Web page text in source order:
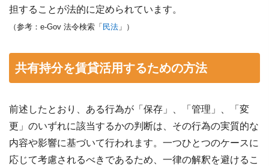
担することが法的に定められています。
（参考：e-Gov 法令検索「 民法 」）
共有持分を賃貸活用するための方法
前述したとおり、ある行為が「保存」、「管理」、「変
更」のいずれに該当するかの判断は、その行為の実質的な
内容や影響に基づいて行われます。一つひとつのケースに
応じて考慮されるべきであるため、一律の解釈を避けるこ